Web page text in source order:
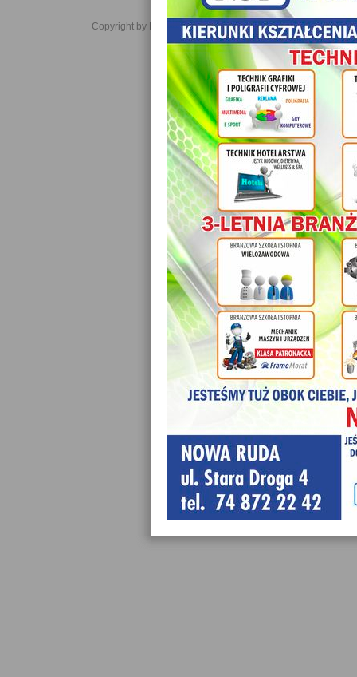
Copyright by Daniel JabĹoĹski 2006-2021. All rights